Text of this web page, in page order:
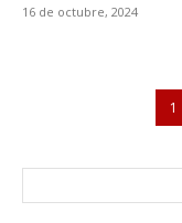
16 de octubre, 2024
1